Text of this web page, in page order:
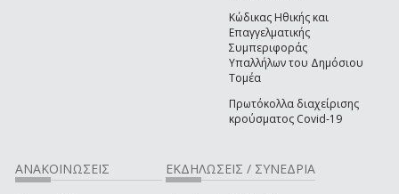
Κώδικας Ηθικής και
Επαγγελματικής
Συμπεριφοράς
Υπαλλήλων του Δημόσιου
Τομέα
Πρωτόκολλα διαχείρισης
κρούσματος Covid-19
ΑΝΑΚΟΙΝΩΣΕΙΣ ΕΚΔΗΛΩΣΕΙΣ / ΣΥΝΕΔΡΙΑ